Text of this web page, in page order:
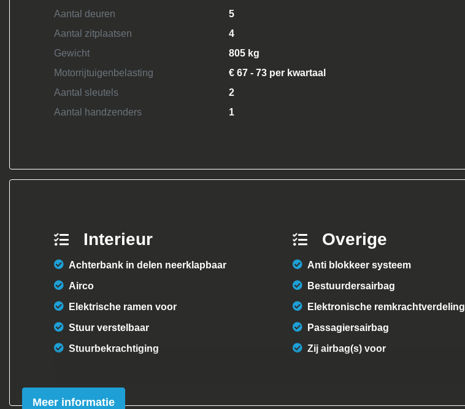
Aantal deuren
5
Aantal zitplaatsen
4
Gewicht
805 kg
Motorrijtuigenbelasting
€ 67 - 73 per kwartaal
Aantal sleutels
2
Aantal handzenders
1
Interieur
Achterbank in delen neerklapbaar
Airco
Elektrische ramen voor
Stuur verstelbaar
Stuurbekrachtiging
Overige
Anti blokkeer systeem
Bestuurdersairbag
Elektronische remkrachtverdeling
Passagiersairbag
Zij airbag(s) voor
Meer informatie